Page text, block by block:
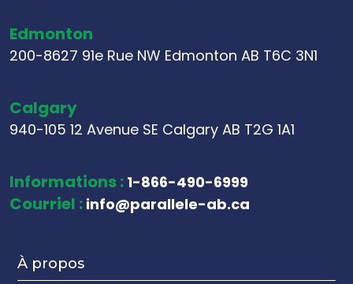
Edmonton
200-8627 91e Rue NW Edmonton AB T6C 3N1
Calgary
940-105 12 Avenue SE Calgary AB T2G 1A1
Informations : 1-866-490-6999
Courriel : info@parallele-ab.ca
À propos